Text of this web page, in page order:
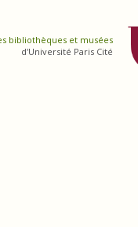
bibliothèques et musées
d'Université Paris Cité